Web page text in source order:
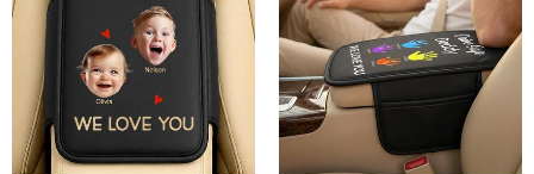
Dale una razón para sonreír en cada milla: personaliza su funda de
consola "Conduce Seguro" hoy.